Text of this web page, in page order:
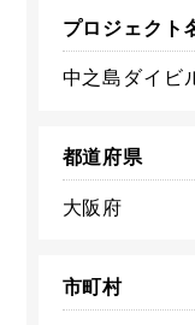
プロジェクト
中之島ダイビ
都道府県
大阪府
市町村